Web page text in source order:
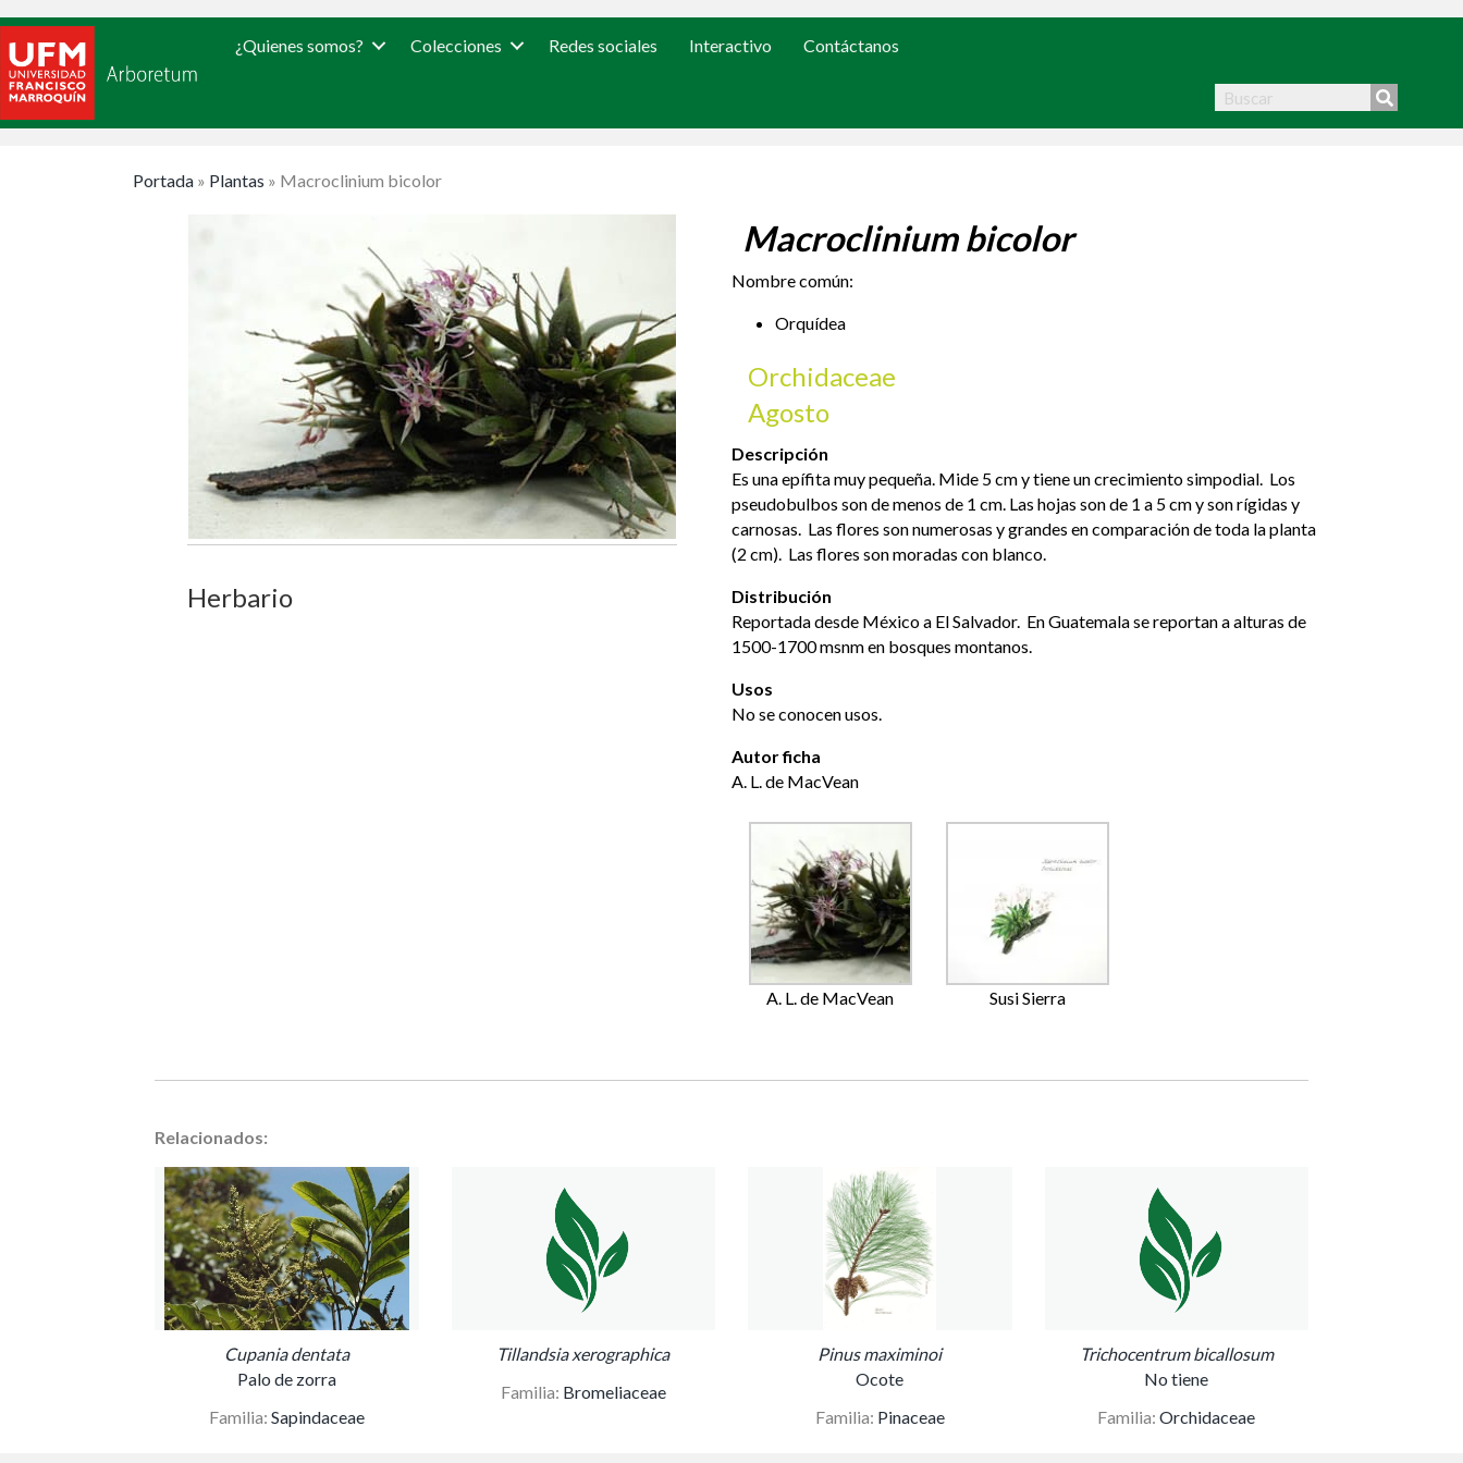
¿Quienes somos? Colecciones Redes sociales Interactivo Contáctanos
Portada » Plantas » Macroclinium bicolor
Herbario
Macroclinium bicolor
Nombre común:
Orquídea
Orchidaceae
Agosto
Descripción
Es una epífita muy pequeña. Mide 5 cm y tiene un crecimiento simpodial. Los
pseudobulbos son de menos de 1 cm. Las hojas son de 1 a 5 cm y son rígidas y
carnosas. Las flores son numerosas y grandes en comparación de toda la planta
(2 cm). Las flores son moradas con blanco.
Distribución
Reportada desde México a El Salvador. En Guatemala se reportan a alturas de
1500-1700 msnm en bosques montanos.
Usos
No se conocen usos.
Autor ficha
A. L. de MacVean
A. L. de MacVean Susi Sierra
Relacionados:
Cupania dentata
Palo de zorra
Familia: Sapindaceae
Tillandsia xerographica
Familia: Bromeliaceae
Pinus maximinoi
Ocote
Familia: Pinaceae
Trichocentrum bicallosum
No tiene
Familia:Orchidaceae